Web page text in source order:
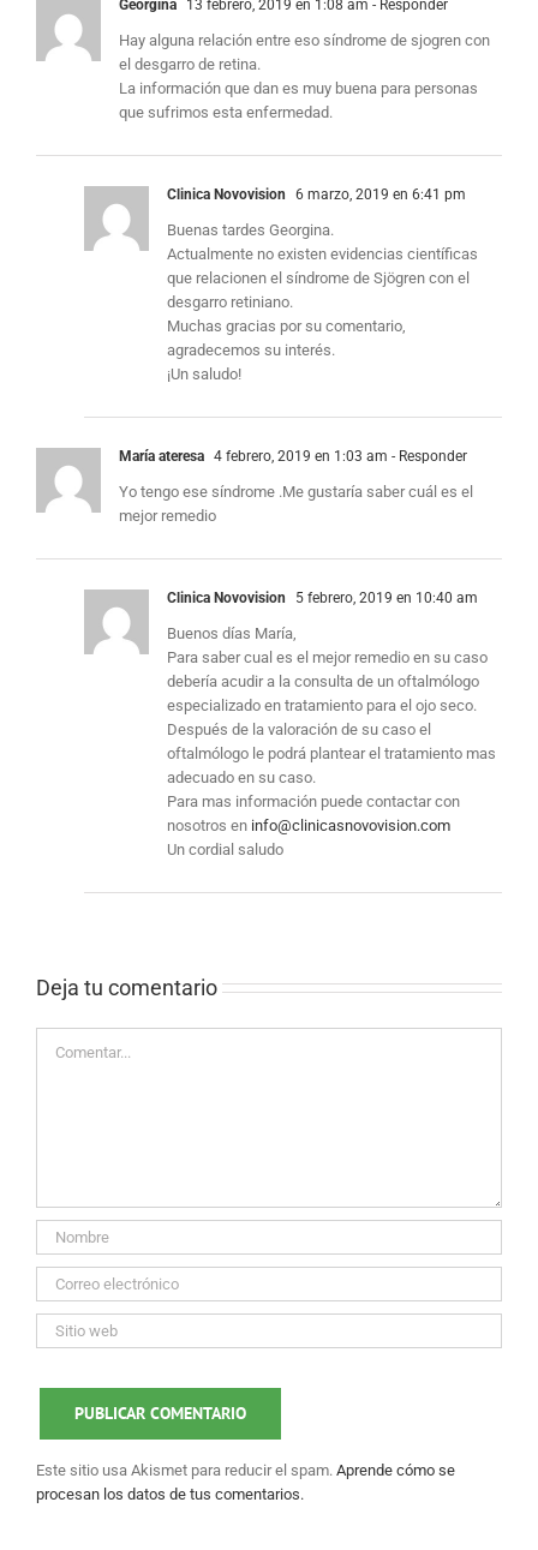
Georgina 13 febrero, 2019 en 1:08 am - Responder
Hay alguna relación entre eso síndrome de sjogren con
el desgarro de retina.
La información que dan es muy buena para personas
que sufrimos esta enfermedad.
Clinica Novovision 6 marzo, 2019 en 6:41 pm
Buenas tardes Georgina.
Actualmente no existen evidencias científicas
que relacionen el síndrome de Sjögren con el
desgarro retiniano.
Muchas gracias por su comentario,
agradecemos su interés.
¡Un saludo!
María ateresa 4 febrero, 2019 en 1:03 am - Responder
Yo tengo ese síndrome .Me gustaría saber cuál es el
mejor remedio
Clinica Novovision 5 febrero, 2019 en 10:40 am
Buenos días María,
Para saber cual es el mejor remedio en su caso
debería acudir a la consulta de un oftalmólogo
especializado en tratamiento para el ojo seco.
Después de la valoración de su caso el
oftalmólogo le podrá plantear el tratamiento mas
adecuado en su caso.
Para mas información puede contactar con
nosotros en info@clinicasnovovision.com
Un cordial saludo
Deja tu comentario
Este sitio usa Akismet para reducir el spam. Aprende cómo se
procesan los datos de tus comentarios.